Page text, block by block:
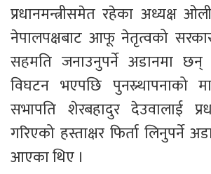
प्रधानमन्त्रीसमेत रहेका अध्यक्ष
नेपालपक्षबाट आफू नेतृत्वको
सहमति जनाउनुपर्ने अडानमा छन्
विघटन भएपछि पुनस्र्थापनाको
सभापति शेरबहादुर देउवालाई
गरिएको हस्ताक्षर फिर्ता लिनुपर्ने
आएका थिए ।